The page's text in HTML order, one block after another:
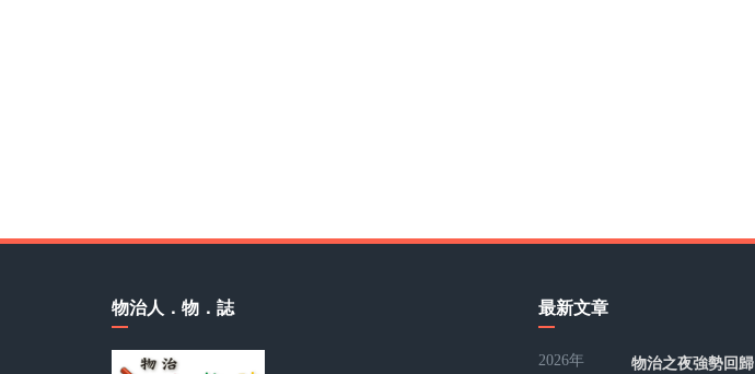
物治人．物．誌 最新文章
2026年 物治之夜強勢回歸